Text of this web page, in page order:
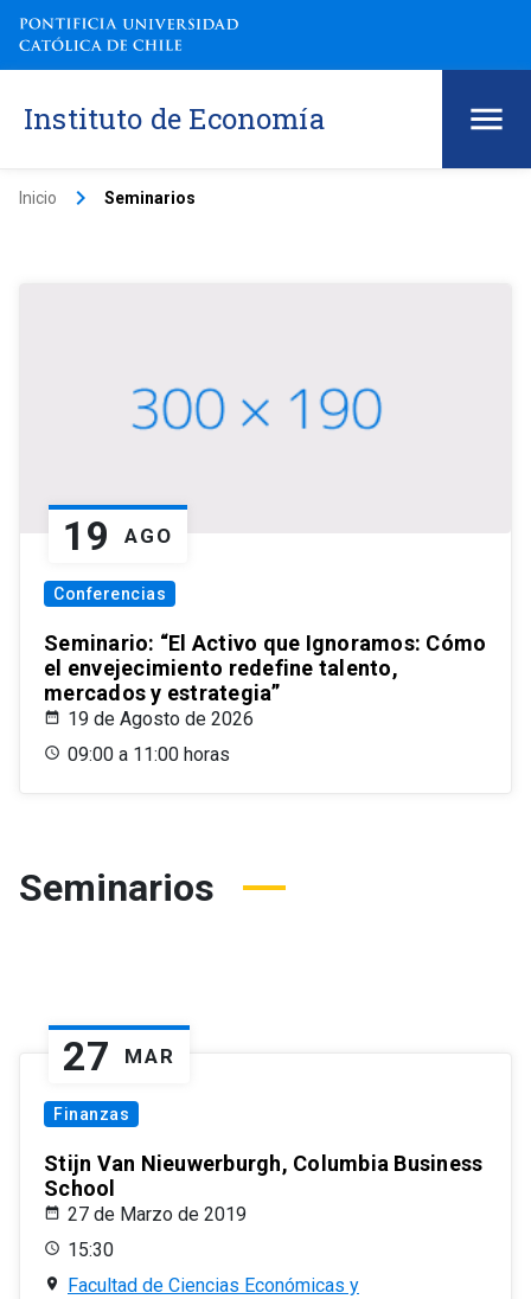
Instituto de Economía
Inicio keyboard_arrow_right Seminarios
19 AGO
Conferencias
Seminario: “El Activo que Ignoramos: Cómo
el envejecimiento redefine talento,
mercados y estrategia”
19 de Agosto de 2026
09:00 a 11:00 horas
Seminarios
27 MAR
Finanzas
Stijn Van Nieuwerburgh, Columbia Business
School
27 de Marzo de 2019
15:30
Facultad de Ciencias Económicas y